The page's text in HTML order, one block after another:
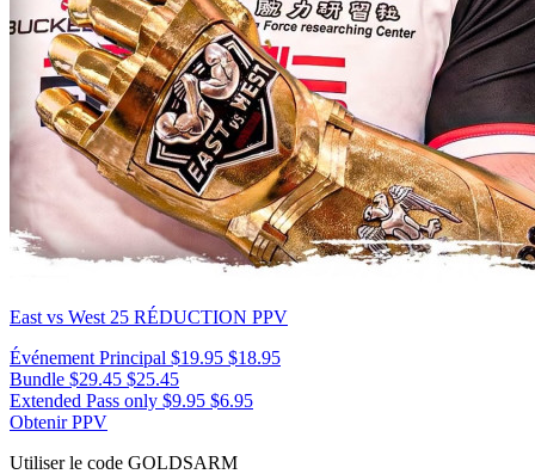
East vs West 25 RÉDUCTION PPV
Événement Principal $19.95 $18.95
Bundle $29.45 $25.45
Extended Pass only $9.95 $6.95
Obtenir PPV
Utiliser le code GOLDSARM